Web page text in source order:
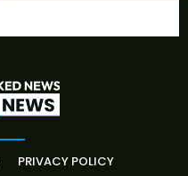
PRIVACY POLICY